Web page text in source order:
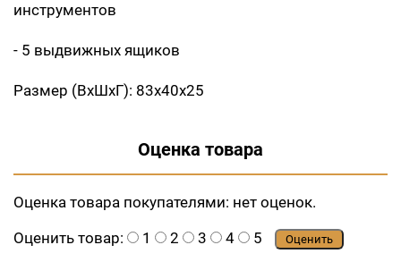
инструментов
- 5 выдвижных ящиков
Размер (ВхШхГ): 83х40х25
Оценка товара
Оценка товара покупателями: нет оценок.
Оценить товар:
1 2 3 4 5 Оценить